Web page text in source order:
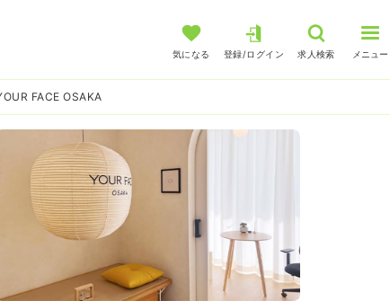
気になる 登録/ログイン 求人検索 メニュー
FACE OSAKA